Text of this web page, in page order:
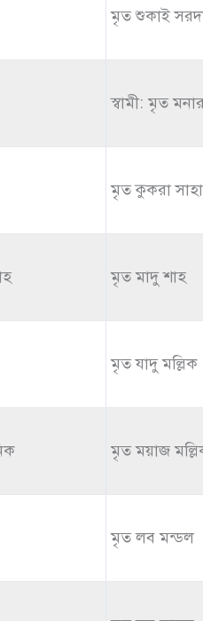
মৃত শুকাই
স্বামী: মৃত
মৃত কুকরা সাহা
মৃত মাদু শাহ
মৃত যাদু মল্লিক
মৃত ময়াজ
মৃত লব মন্ডল